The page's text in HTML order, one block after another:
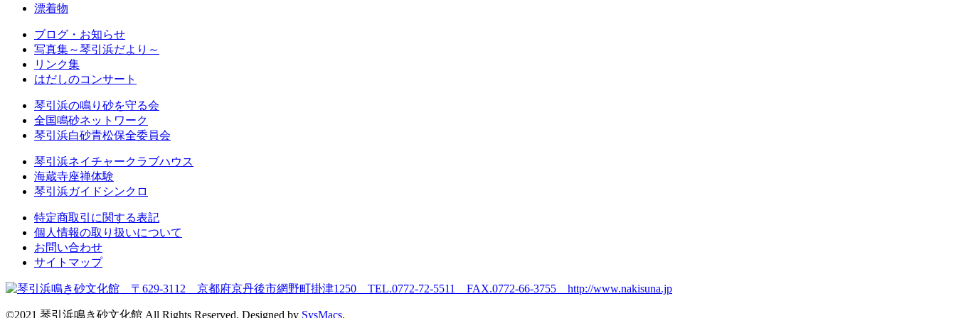
漂着物
ブログ・お知らせ
写真集～琴引浜だより～
リンク集
はだしのコンサート
琴引浜の鳴り砂を守る会
全国鳴砂ネットワーク
琴引浜白砂青松保全委員会
琴引浜ネイチャークラブハウス
海蔵寺座禅体験
琴引浜ガイドシンクロ
特定商取引に関する表記
個人情報の取り扱いについて
お問い合わせ
サイトマップ
©2021 琴引浜鳴き砂文化館 All Rights Reserved. Designed by SysMacs.